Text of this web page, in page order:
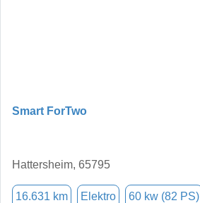
Smart ForTwo
Hattersheim, 65795
16.631 km Elektro 60 kw (82 PS)